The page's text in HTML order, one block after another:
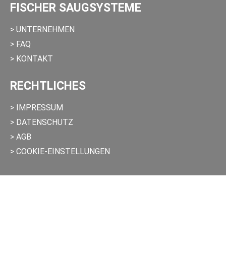
FISCHER SAUGSYSTEME
> UNTERNEHMEN
> FAQ
> KONTAKT
RECHTLICHES
> IMPRESSUM
> DATENSCHUTZ
> AGB
> COOKIE-EINSTELLUNGEN